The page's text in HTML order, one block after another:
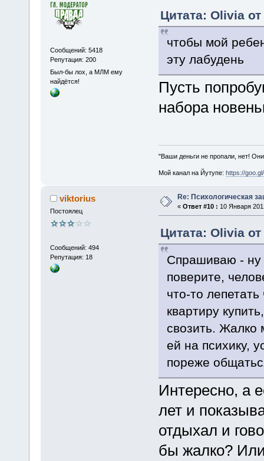
Сообщений: 5418
Репутация: 200
Был-бы лох, а МЛМ ему
найдётся!
Цитата: Olivia
чтобы мой
эту лабудень
Пусть
набора
"Ваши деньги не пропали, нет!
Мой канал на Йутупе: https://
viktorius
Постоялец
Сообщений: 494
Репутация: 18
Re: Психологическая
« Ответ #10 : 10 Января
Цитата: Olivia
Спрашиваю - ну
поверите,
что-то
квартиру
свозить. Жалко
ей на психику,
пореже
Интересно, а
лет и
отдыхал и
бы жалко?